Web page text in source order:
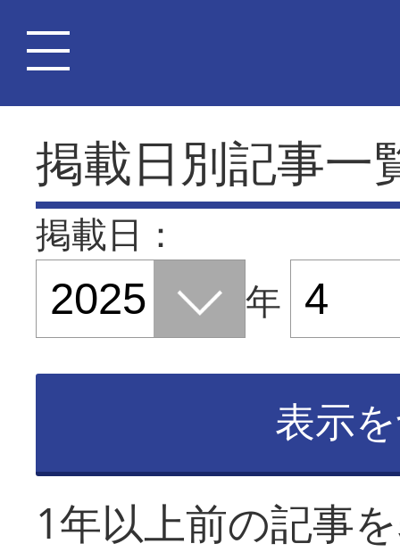
掲載日別記事一
掲載日：
年
表示
1年以上前の記事